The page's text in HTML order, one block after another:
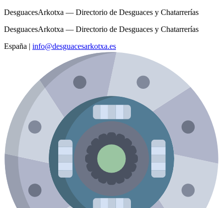
DesguacesArkotxa — Directorio de Desguaces y Chatarrerías
DesguacesArkotxa — Directorio de Desguaces y Chatarrerías
España | info@desguacesarkotxa.es